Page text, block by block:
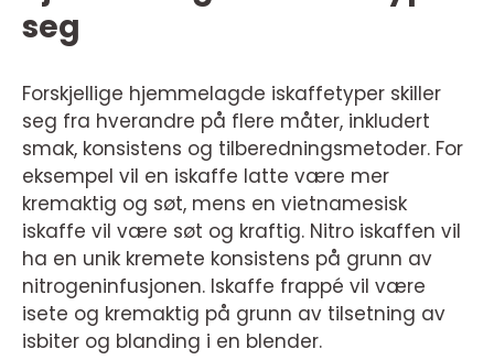
seg
Forskjellige hjemmelagde iskaffetyper skiller
seg fra hverandre på flere måter, inkludert
smak, konsistens og tilberedningsmetoder. For
eksempel vil en iskaffe latte være mer
kremaktig og søt, mens en vietnamesisk
iskaffe vil være søt og kraftig. Nitro iskaffen vil
ha en unik kremete konsistens på grunn av
nitrogeninfusjonen. Iskaffe frappé vil være
isete og kremaktig på grunn av tilsetning av
isbiter og blanding i en blender.